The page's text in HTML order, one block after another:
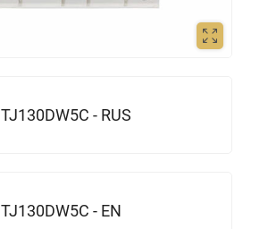
TJ130DW5C - RUS
TJ130DW5C - EN